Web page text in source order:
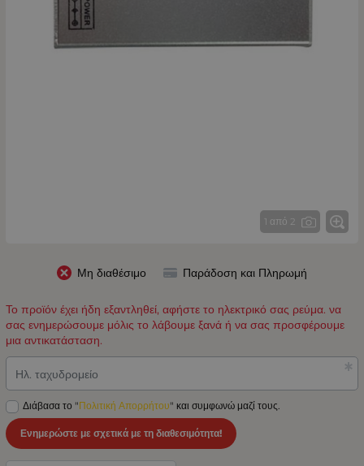
1 από 2
Μη διαθέσιμο Παράδοση και Πληρωμή
Το προϊόν έχει ήδη εξαντληθεί, αφήστε το ηλεκτρικό σας ρεύμα. να
σας ενημερώσουμε μόλις το λάβουμε ξανά ή να σας προσφέρουμε
μια αντικατάσταση.
Ηλ. ταχυδρομείο
Διάβασα το "Πολιτική Απορρήτου" και συμφωνώ μαζί τους.
Ενημερώστε με σχετικά με τη διαθεσιμότητα!